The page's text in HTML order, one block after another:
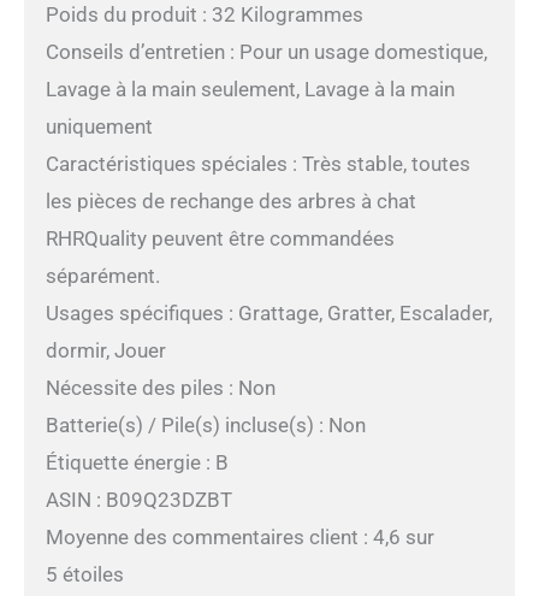
Poids du produit : 32 Kilogrammes
Conseils d’entretien : Pour un usage domestique,
Lavage à la main seulement, Lavage à la main
uniquement
Caractéristiques spéciales : Très stable, toutes
les pièces de rechange des arbres à chat
RHRQuality peuvent être commandées
séparément.
Usages spécifiques : Grattage, Gratter, Escalader,
dormir, Jouer
Nécessite des piles : Non
Batterie(s) / Pile(s) incluse(s) : Non
Étiquette énergie : B
ASIN : B09Q23DZBT
Moyenne des commentaires client : 4,6 sur
5 étoiles